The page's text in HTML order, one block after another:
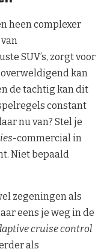
heen complexer
SUV’s, zorgt voor
kan
de tachtig kan dit
constant
nu van? Stel je
-commercial in
Niet bepaald
zegeningen als
eens je weg in de
cruise control
als